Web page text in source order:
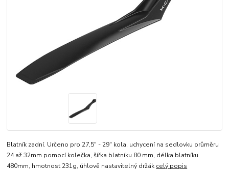
Blatník zadní. Určeno pro 27,5" - 29" kola, uchycení na sedlovku průměru
24 až 32mm pomocí kolečka, šířka blatníku 80 mm, délka blatníku
480mm, hmotnost 231g, úhlově nastavitelný držák celý popis